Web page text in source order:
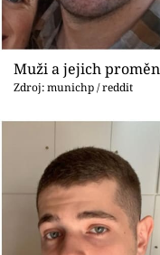
Muži a jejich
Zdroj: munichp / reddit